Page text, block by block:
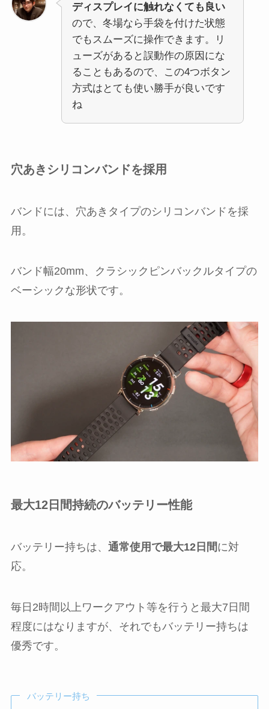
ディスプレイに触れなくても良い
ので、冬場なら手袋を付けた状態
でもスムーズに操作できます。リ
ューズがあると誤動作の原因にな
ることもあるので、この4つボタン
方式はとても使い勝手が良いです
ね
穴あきシリコンバンドを採用
バンドには、穴あきタイプのシリコンバンドを採
用。
バンド幅20mm、クラシックピンバックルタイプの
ベーシックな形状です。
最大12日間持続のバッテリー性能
バッテリー持ちは、 通常使用で最大12日間に対
応。
毎日2時間以上ワークアウト等を行うと最大7日間
程度にはなりますが、それでもバッテリー持ちは
優秀です。
バッテリー持ち